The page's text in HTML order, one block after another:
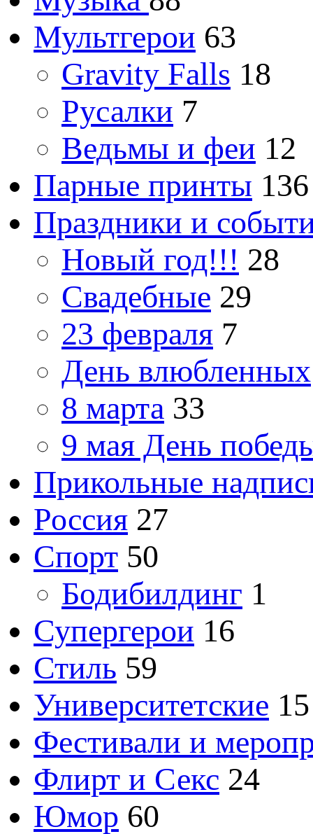
Мультгерои 63
Gravity Falls 18
Русалки 7
Ведьмы и феи 12
Парные принты 136
Праздники и
Новый год!!! 28
Свадебные 29
23 февраля 7
День влюбленных
8 марта 33
9 мая День
Прикольные
Россия 27
Спорт 50
Бодибилдинг 1
Супергерои 16
Стиль 59
Университетские 15
Фестивали и
Флирт и Секс 24
Юмор 60